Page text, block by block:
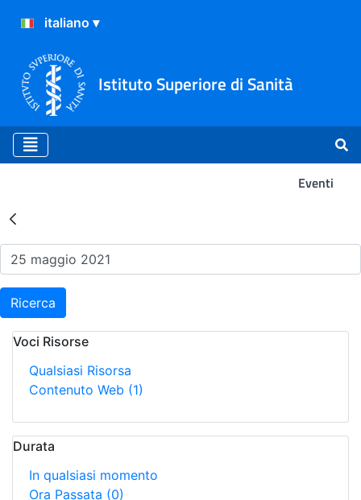
Istituto Superiore di Sanità
Eventi
Risultati della Ricerca -
Ricerca
Voci Risorse
Qualsiasi Risorsa
Contenuto Web (1)
Durata
In qualsiasi momento
Ora Passata (0)